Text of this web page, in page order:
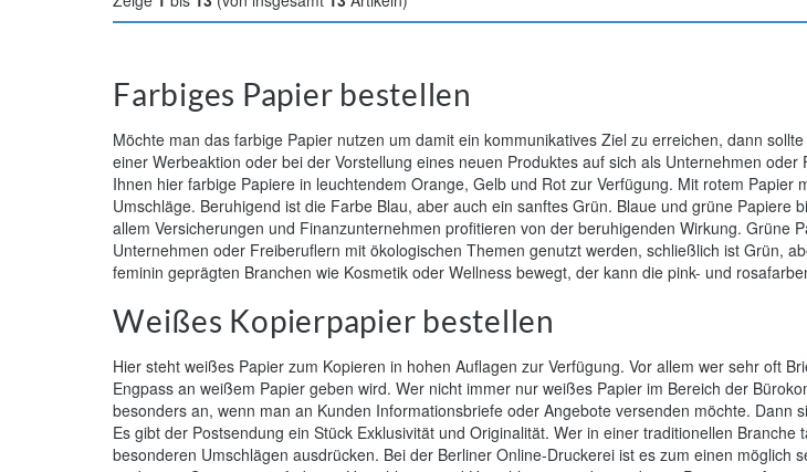
Farbiges Papier bestellen
Möchte man das farbige Papier nutzen um damit ein kommunikatives Ziel zu erreichen, dann
einer Werbeaktion oder bei der Vorstellung eines neuen Produktes auf sich als Unternehmen
Ihnen hier farbige Papiere in leuchtendem Orange, Gelb und Rot zur Verfügung. Mit rotem
Umschläge. Beruhigend ist die Farbe Blau, aber auch ein sanftes Grün. Blaue und grüne
allem Versicherungen und Finanzunternehmen profitieren von der beruhigenden Wirkung. Grüne
Unternehmen oder Freiberuflern mit ökologischen Themen genutzt werden, schließlich ist Grün,
feminin geprägten Branchen wie Kosmetik oder Wellness bewegt, der kann die pink- und
Weißes Kopierpapier bestellen
Hier steht weißes Papier zum Kopieren in hohen Auflagen zur Verfügung. Vor allem wer sehr oft
Engpass an weißem Papier geben wird. Wer nicht immer nur weißes Papier im Bereich der
besonders an, wenn man an Kunden Informationsbriefe oder Angebote versenden möchte.
Es gibt der Postsendung ein Stück Exklusivität und Originalität. Wer in einer traditionellen
besonderen Umschlägen ausdrücken. Bei der Berliner Online-Druckerei ist es zum einen